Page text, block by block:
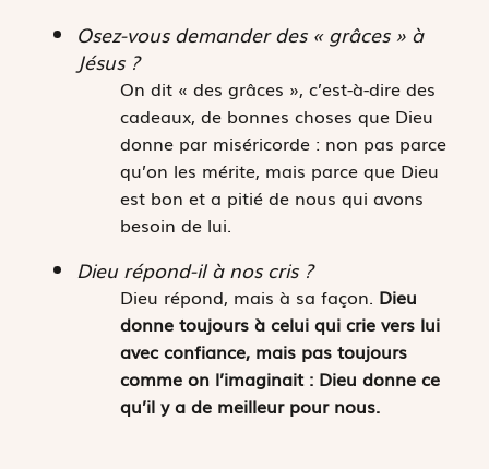
Osez-vous demander des « grâces » à
Jésus ?
On dit « des grâces », c’est-à-dire des
cadeaux, de bonnes choses que Dieu
donne par miséricorde : non pas parce
qu’on les mérite, mais parce que Dieu
est bon et a pitié de nous qui avons
besoin de lui.
Dieu répond-il à nos cris ?
Dieu répond, mais à sa façon. Dieu
donne toujours à celui qui crie vers lui
avec confiance, mais pas toujours
comme on l’imaginait : Dieu donne ce
qu’il y a de meilleur pour nous.